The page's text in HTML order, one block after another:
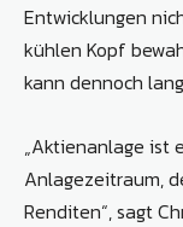
Entwicklungen
kühlen Kopf
kann dennoch
„Aktienanlage ist
Anlagezeitraum,
Renditen“, sagt